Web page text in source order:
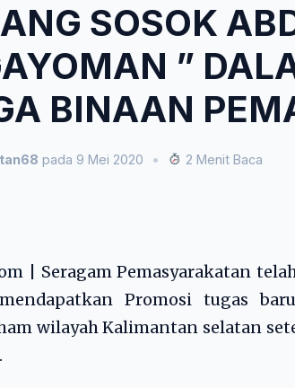
SOSOK
”
BINAAN
pada 9 Mei 2020 • 2 Menit Baca
| Seragam Pemasyarakatan
Promosi tugas
wilayah Kalimantan selatan